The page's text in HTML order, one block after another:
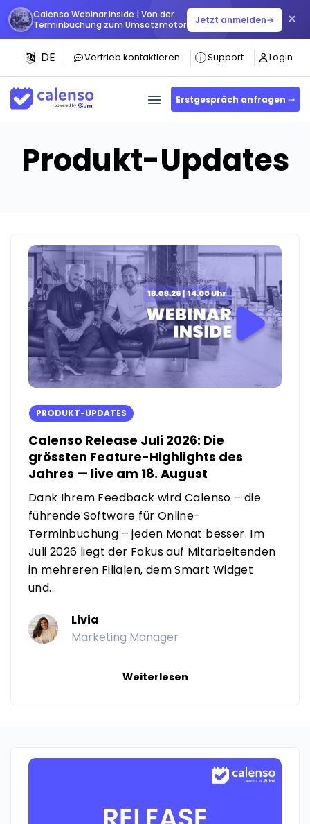
Calenso Webinar Inside | Von der
Terminbuchung zum Umsatzmotor
Jetzt anmelden→ ×
DE Vertrieb kontaktieren Support Login
Erstgespräch anfragen ➝
Produkt-Updates
PRODUKT-UPDATES
Calenso Release Juli 2026: Die
grössten Feature-Highlights des
Jahres — live am 18. August
Dank Ihrem Feedback wird Calenso – die
führende Software für Online-
Terminbuchung – jeden Monat besser. Im
Juli 2026 liegt der Fokus auf Mitarbeitenden
in mehreren Filialen, dem Smart Widget
und...
Livia
Marketing Manager
Weiterlesen